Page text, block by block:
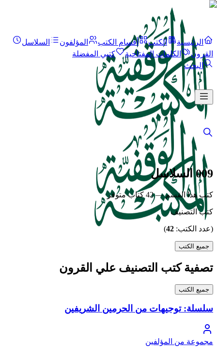
الرئيسية الكتب أقسام الكتب المؤلفون
السلاسل
القرون
الكلمات المفتاحية
كتبي المفضلة
البحث
009 السلاسل
كتب هذا القسم — 42 كتاب متوفر
كتب التصنيف
(عدد الكتب: 42
)
جميع الكتب
تصفية كتب التصنيف علي القرون
جميع الكتب
سلسلة: توجيهات من الحرمين الشريفين
مجموعة من المؤلفين